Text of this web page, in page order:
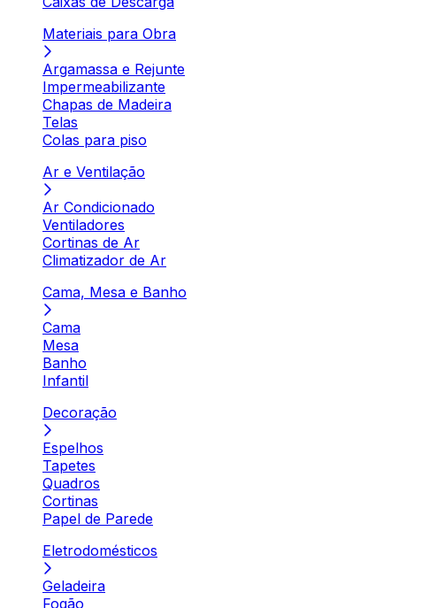
Materiais para Obra
Argamassa e Rejunte
Impermeabilizante
Chapas de Madeira
Telas
Colas para piso
Ar e Ventilação
Ar Condicionado
Ventiladores
Cortinas de Ar
Climatizador de Ar
Cama, Mesa e Banho
Cama
Mesa
Banho
Infantil
Decoração
Espelhos
Tapetes
Quadros
Cortinas
Papel de Parede
Eletrodomésticos
Geladeira
Fogão